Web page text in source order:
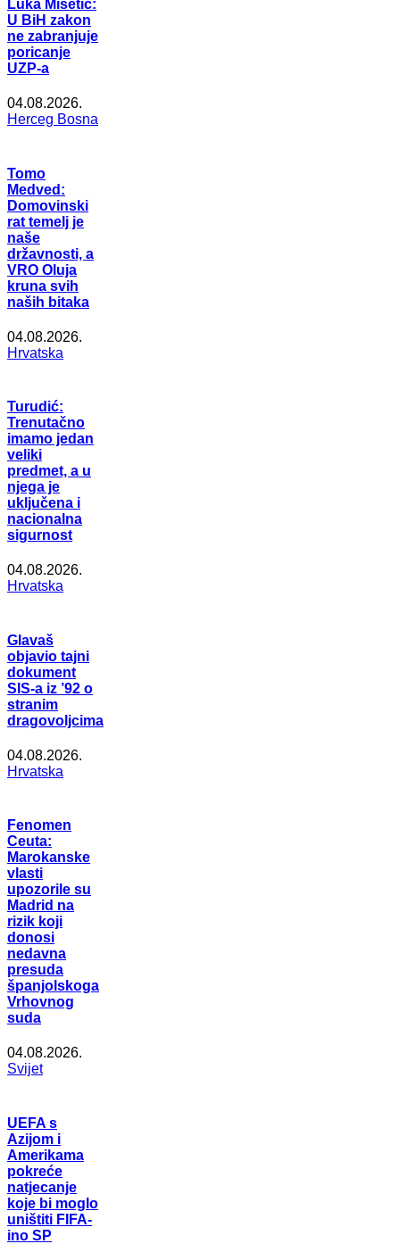
Luka Mišetić:
U BiH zakon
ne zabranjuje
poricanje
UZP-a
04.08.2026.
Herceg Bosna
Tomo
Medved:
Domovinski
rat temelj je
naše
državnosti, a
VRO Oluja
kruna svih
naših bitaka
04.08.2026.
Hrvatska
Turudić:
Trenutačno
imamo jedan
veliki
predmet, a u
njega je
uključena i
nacionalna
sigurnost
04.08.2026.
Hrvatska
Glavaš
objavio tajni
dokument
SIS-a iz ’92 o
stranim
dragovoljcima
04.08.2026.
Hrvatska
Fenomen
Ceuta:
Marokanske
vlasti
upozorile su
Madrid na
rizik koji
donosi
nedavna
presuda
španjolskoga
Vrhovnog
suda
04.08.2026.
Svijet
UEFA s
Azijom i
Amerikama
pokreće
natjecanje
koje bi moglo
uništiti FIFA-
ino SP